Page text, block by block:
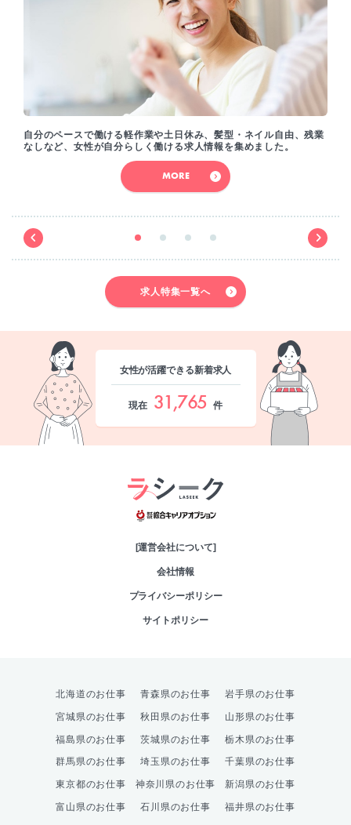
自分のペースで働ける軽作業や土日休み、髪型・ネイル自由、残業
なしなど、女性が自分らしく働ける求人情報を集めました。
MORE
求人特集一覧へ
女性が活躍できる新着求人
現在 31,765 件
[運営会社について]
会社情報
プライバシーポリシー
サイトポリシー
北海道のお仕事 青森県のお仕事 岩手県のお仕事
宮城県のお仕事 秋田県のお仕事 山形県のお仕事
福島県のお仕事 茨城県のお仕事 栃木県のお仕事
群馬県のお仕事 埼玉県のお仕事 千葉県のお仕事
東京都のお仕事 神奈川県のお仕事 新潟県のお仕事
富山県のお仕事 石川県のお仕事 福井県のお仕事